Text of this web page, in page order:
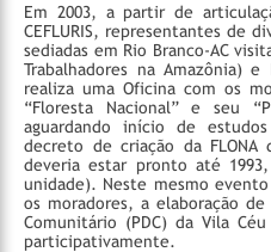
Em 2003, a partir de
CEFLURIS, representantes de
sediadas em Rio Branco-AC
Trabalhadores na Amazônia)
realiza uma Oficina com os
“Floresta Nacional” e seu
aguardando início de
decreto de criação da
deveria estar pronto até
unidade). Neste mesmo
os moradores, a elaboração
Comunitário (PDC) da Vila
participativamente.